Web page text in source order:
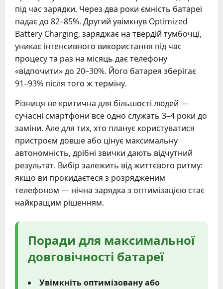
під час зарядки. Через два роки ємність батареї
падає до 82–85%. Другий увімкнув Optimized
Battery Charging, заряджає на твердій тумбочці,
уникає інтенсивного використання під час
процесу та раз на місяць дає телефону
«відпочити» до 20–30%. Його батарея зберігає
91–93% після того ж терміну.
Різниця не критична для більшості людей —
сучасні смартфони все одно служать 3–4 роки до
заміни. Але для тих, хто планує користуватися
пристроєм довше або цінує максимальну
автономність, дрібні звички дають відчутний
результат. Вибір залежить від життєвого ритму:
якщо ви прокидаєтеся з розрядженим
телефоном — нічна зарядка з оптимізацією стає
найкращим рішенням.
Поради для максимальної
довговічності батареї
Увімкніть оптимізовану або